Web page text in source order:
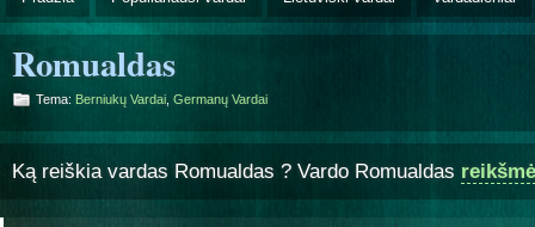
Romualdas
Tema: Berniukų Vardai Germanų Vardai
Ką reiškia vardas Romualdas ? Vardo Romualdas reikšmė